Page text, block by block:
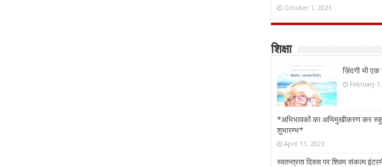
October 1, 2023
शिक्षा
ज़िंदगी भी
February
*अभिभावकों का अभिमुखीकरण कर
शुभारम्भ*
April 11, 2023
स्वतन्त्रता दिवस पर शिवम संकल्प